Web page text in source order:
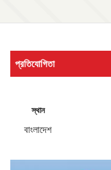
প্রতিযোগিতা
স্থান
বাংলাদেশ